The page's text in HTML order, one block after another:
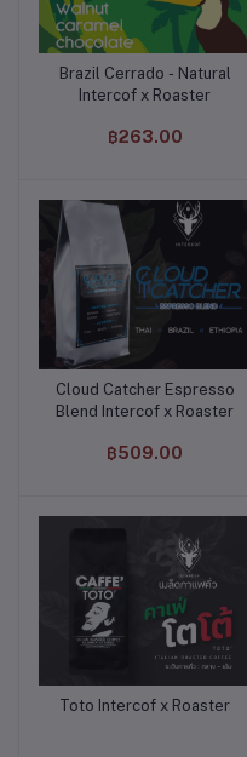
หยิบใส่ตะกร้า
Brazil Cerrado - Natural
Intercof x Roaster
฿263.00
หยิบใส่ตะกร้า
Cloud Catcher Espresso
Blend Intercof x Roaster
฿509.00
หยิบใส่ตะกร้า
Toto Intercof x Roaster